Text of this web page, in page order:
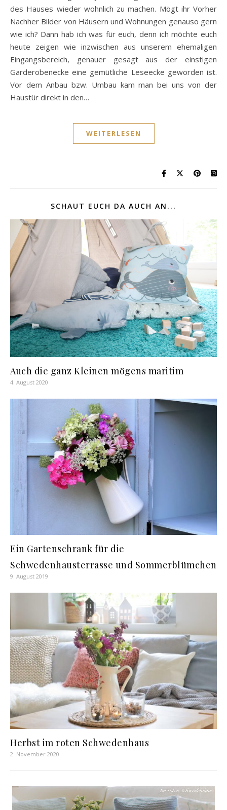
des Hauses wieder wohnlich zu machen. Mögt ihr Vorher
Nachher Bilder von Häusern und Wohnungen genauso gern
wie ich? Dann hab ich was für euch, denn ich möchte euch
heute zeigen wie inzwischen aus unserem ehemaligen
Eingangsbereich, genauer gesagt aus der einstigen
Garderobenecke eine gemütliche Leseecke geworden ist.
Vor dem Anbau bzw. Umbau kam man bei uns von der
Haustür direkt in den…
WEITERLESEN
SCHAUT EUCH DA AUCH AN...
Auch die ganz Kleinen mögens maritim
4. August 2020
Ein Gartenschrank für die
Schwedenhausterrasse und Sommerblümchen
9. August 2019
Herbst im roten Schwedenhaus
2. November 2020